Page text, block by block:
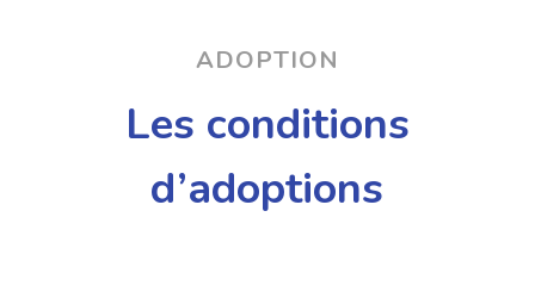
ADOPTION
Les conditions
d’adoptions